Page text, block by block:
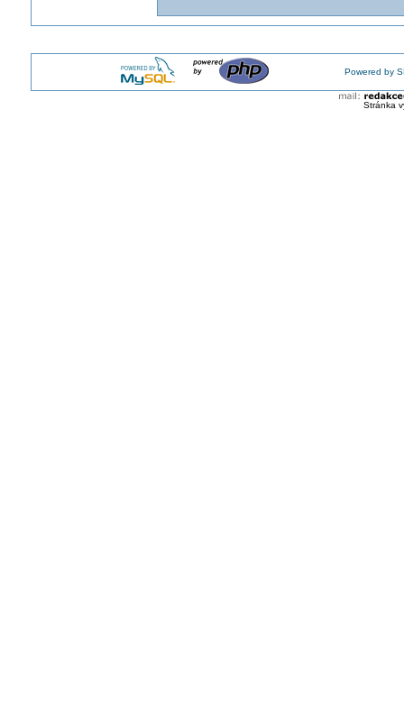
Powered by
Stránka